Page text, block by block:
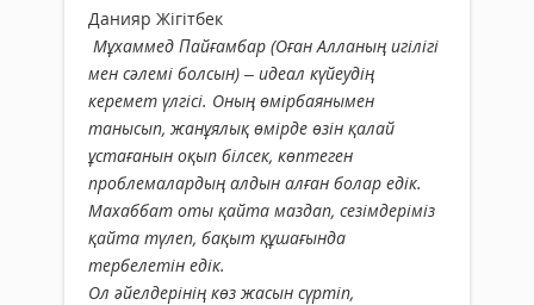
Данияр Жігітбек
Мұхаммед Пайғамбар (Оған Алланың игілігі
мен сәлемі болсын) – идеал күйеудің
керемет үлгісі. Оның өмірбаянымен
танысып, жанұялық өмірде өзін қалай
ұстағанын оқып білсек, көптеген
проблемалардың алдын алған болар едік.
Махаббат оты қайта маздап, сезімдеріміз
қайта түлеп, бақыт құшағында
тербелетін едік.
Ол әйелдерінің көз жасын сүртіп,